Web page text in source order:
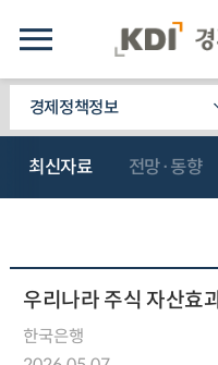
경제정책정보
최신자료 전망·동향
우리나라 주식 자산효
한국은행